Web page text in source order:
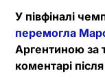
У півфіналі
перемогла
Аргентиною за
коментарі